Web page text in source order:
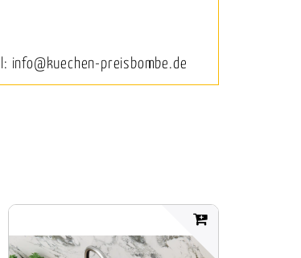
info@kuechen-preisbombe.de